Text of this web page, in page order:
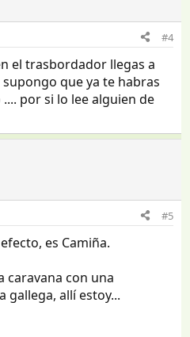
#4
el trasbordador llegas a
que ya te habras
por si lo lee alguien de
#5
es Camiña.
caravana con una
gallega, allí estoy...